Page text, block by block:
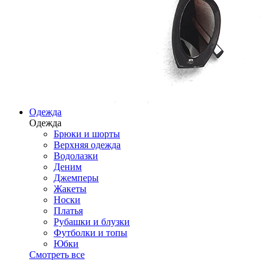
Одежда
Одежда
Брюки и шорты
Верхняя одежда
Водолазки
Деним
Джемперы
Жакеты
Носки
Платья
Рубашки и блузки
Футболки и топы
Юбки
Смотреть все